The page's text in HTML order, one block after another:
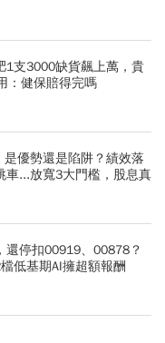
1支3000缺貨飆上萬，貴
：健保賠得完嗎
優勢還是陷阱？績效落
車...放寬3大門檻，股息真
還停扣00919、00878？
低基期AI擁超額報酬